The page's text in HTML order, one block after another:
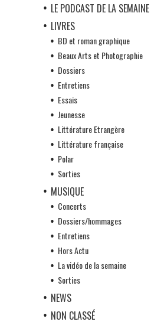
LE PODCAST DE LA SEMAINE
LIVRES
BD et roman graphique
Beaux Arts et Photographie
Dossiers
Entretiens
Essais
Jeunesse
Littérature Etrangère
Littérature française
Polar
Sorties
MUSIQUE
Concerts
Dossiers/hommages
Entretiens
Hors Actu
La vidéo de la semaine
Sorties
NEWS
NON CLASSÉ